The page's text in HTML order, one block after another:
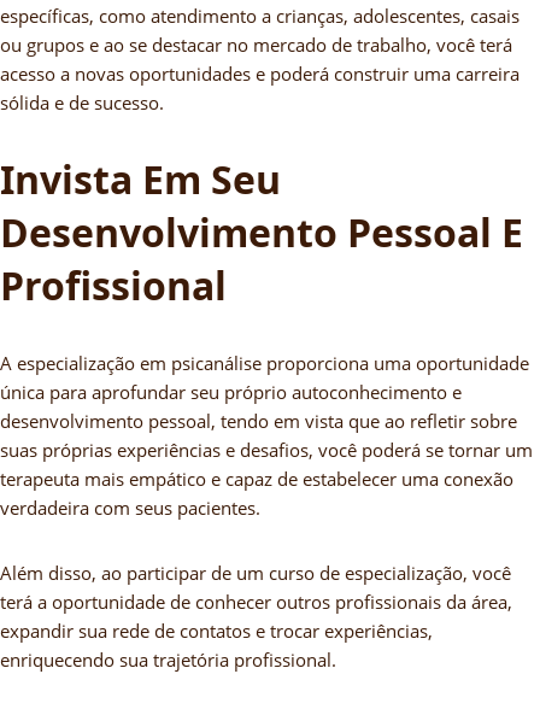
específicas, como atendimento a crianças, adolescentes, casais
ou grupos e ao se destacar no mercado de trabalho, você terá
acesso a novas oportunidades e poderá construir uma carreira
sólida e de sucesso.
Invista Em Seu
Desenvolvimento Pessoal E
Profissional
A especialização em psicanálise proporciona uma oportunidade
única para aprofundar seu próprio autoconhecimento e
desenvolvimento pessoal, tendo em vista que ao refletir sobre
suas próprias experiências e desafios, você poderá se tornar um
terapeuta mais empático e capaz de estabelecer uma conexão
verdadeira com seus pacientes.
Além disso, ao participar de um curso de especialização, você
terá a oportunidade de conhecer outros profissionais da área,
expandir sua rede de contatos e trocar experiências,
enriquecendo sua trajetória profissional.